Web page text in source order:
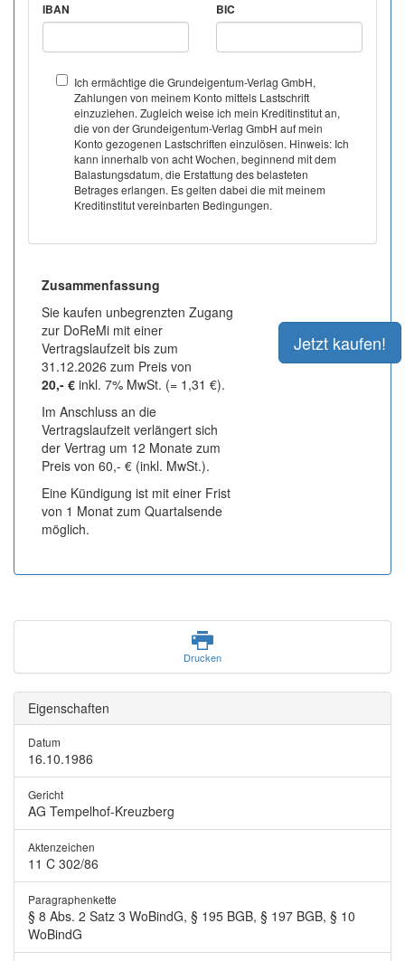
IBAN BIC
Ich ermächtige die Grundeigentum-Verlag GmbH,
Zahlungen von meinem Konto mittels Lastschrift
einzuziehen. Zugleich weise ich mein Kreditinstitut an,
die von der Grundeigentum-Verlag GmbH auf mein
Konto gezogenen Lastschriften einzulösen. Hinweis: Ich
kann innerhalb von acht Wochen, beginnend mit dem
Balastungsdatum, die Erstattung des belasteten
Betrages erlangen. Es gelten dabei die mit meinem
Kreditinstitut vereinbarten Bedingungen.
Zusammenfassung
Sie kaufen unbegrenzten Zugang
zur DoReMi mit einer
Vertragslaufzeit bis zum
31.12.2026 zum Preis von
20,- € inkl. 7% MwSt. (= 1,31 €).
Im Anschluss an die
Vertragslaufzeit verlängert sich
der Vertrag um 12 Monate zum
Preis von 60,- € (inkl. MwSt.).
Eine Kündigung ist mit einer Frist
von 1 Monat zum Quartalsende
möglich.
Drucken
Eigenschaften
Datum
16.10.1986
Gericht
AG Tempelhof-Kreuzberg
Aktenzeichen
11 C 302/86
Paragraphenkette
§ 8 Abs. 2 Satz 3 WoBindG, § 195 BGB, § 197 BGB, § 10
WoBindG